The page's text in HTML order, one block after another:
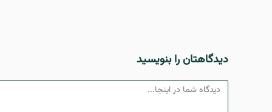
دیدگاهتان را بنویسید